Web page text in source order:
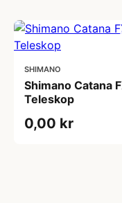
SHIMANO
Shimano Catana
Teleskop
0,00 kr